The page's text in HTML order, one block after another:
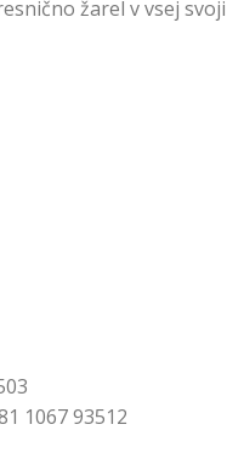
žarel v vsej svoji
1067 93512